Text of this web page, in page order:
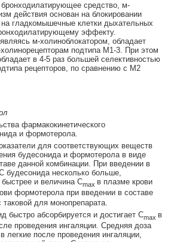
средство, м-
действия основан на блокировании
гладкомышечные клетки дыхательных
эффекту.
м-холиноблокатором, обладает
подтипа M1-3. При этом
в 4-5 раз большей селективностью
рецепторов, по сравнению с М2
фармакокинетического
и формотерола.
для соответствующих веществ
будесонида и формотерола в виде
данной комбинации. При введении в
будесонида несколько больше,
и величина Cmax в плазме крови
формотерола при введении в составе
для монопрепарата.
быстро абсорбируется и достигает Cmax в
проведения ингаляции. Средняя доза
легкие после проведения ингаляции,